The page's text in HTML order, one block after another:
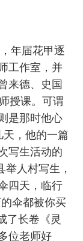
年届花甲逐
工作室，并
来德、史国
授课。可谓
是那时他心
，他的一篇
写生活动的
人村写生，
四天，临行
伞都被你买
了长卷《灵
位老师好